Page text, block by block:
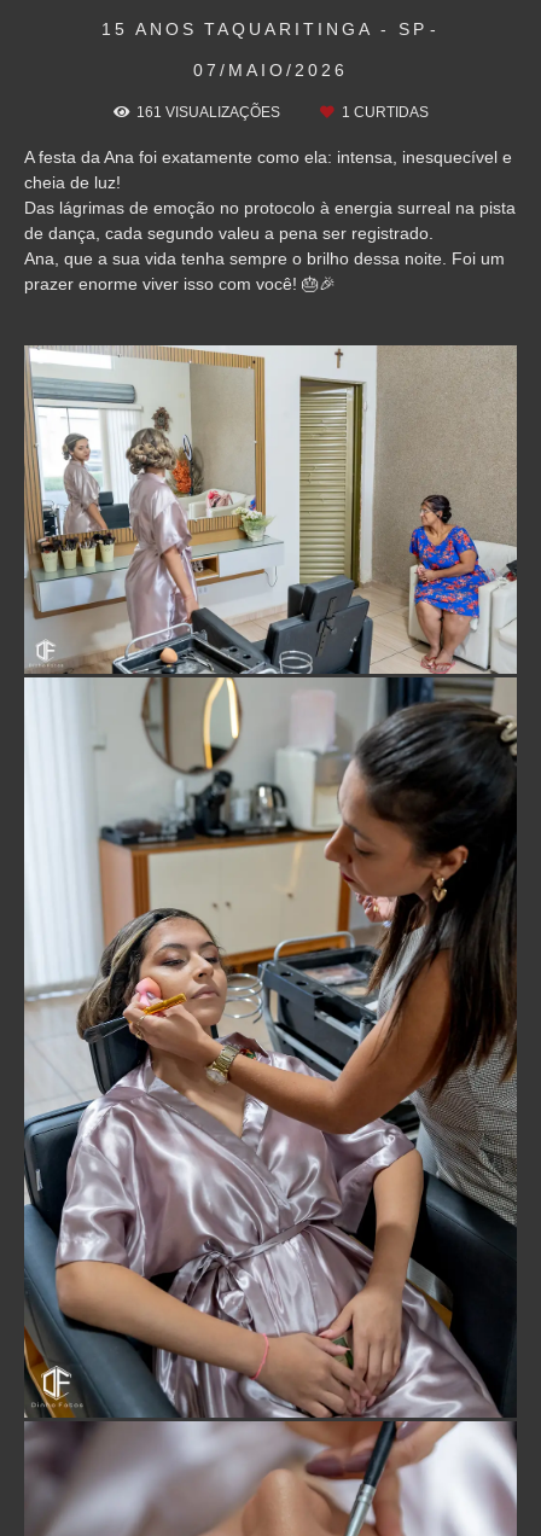
15 ANOS TAQUARITINGA - SP
07/MAIO/2026
161 VISUALIZAÇÕES 1 CURTIDAS
A festa da Ana foi exatamente como ela: intensa, inesquecível e
cheia de luz!
Das lágrimas de emoção no protocolo à energia surreal na pista
de dança, cada segundo valeu a pena ser registrado.
Ana, que a sua vida tenha sempre o brilho dessa noite. Foi um
prazer enorme viver isso com você! 🎂🎉